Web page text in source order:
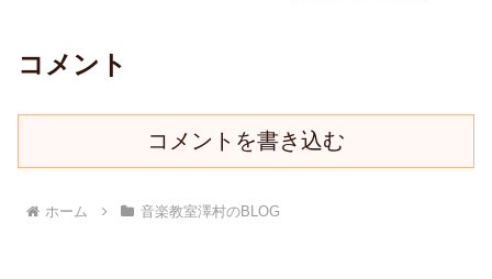
コメント
コメントを書き込む
ホーム 音楽教室澤村のBLOG